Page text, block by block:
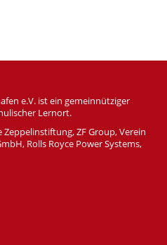
e.V. ist ein gemeinnütziger
Lernort.
ZF Group, Verein
Rolls Royce Power Systems,